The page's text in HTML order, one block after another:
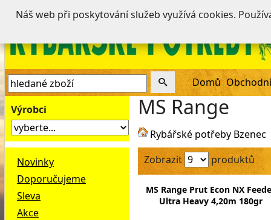
Domů
Výrobci
Novinky
Doporučujeme
Sleva
Akce
MS Range
Rybářské potřeby Bzenec
Zobrazit
produktů
MS Range Prut Econ NX
Ultra Heavy 4,20m 180gr
Náš web při poskytování služeb využívá cookies.